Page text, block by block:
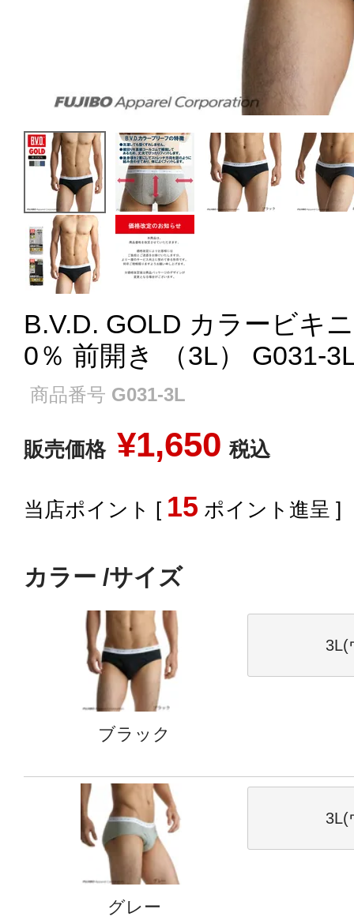
B.V.D. GOLD カラービキ
0％ 前開き （3L） G031-
商品番号 G031-3L
販売価格 ¥1,650 税込
[ 15 ポイント進呈 ]
カラー サイズ
ブラック
3L(
グレー
3L(